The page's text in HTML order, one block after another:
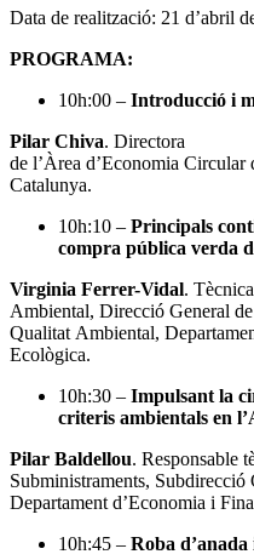
Data de realització: 21 d’abril
PROGRAMA:
10h:00 – Introducció i
Pilar Chiva. Directora
de l’Àrea d’Economia Circular
Catalunya.
10h:10 – Principals
compra pública verda
Virginia Ferrer-Vidal.
Ambiental, Direcció General
Qualitat Ambiental,
Ecològica.
10h:30 – Impulsant la
criteris ambientals en
Pilar Baldellou. Responsable
Subministraments,
Departament d’Economia i
10h:45 – Roba